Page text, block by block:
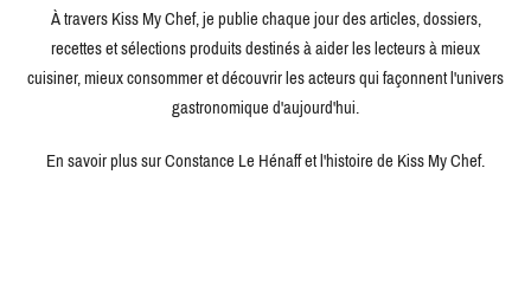
À travers Kiss My Chef, je publie chaque jour des articles, dossiers,
recettes et sélections produits destinés à aider les lecteurs à mieux
cuisiner, mieux consommer et découvrir les acteurs qui façonnent l'univers
gastronomique d'aujourd'hui.
En savoir plus sur Constance Le Hénaff et l'histoire de Kiss My Chef.